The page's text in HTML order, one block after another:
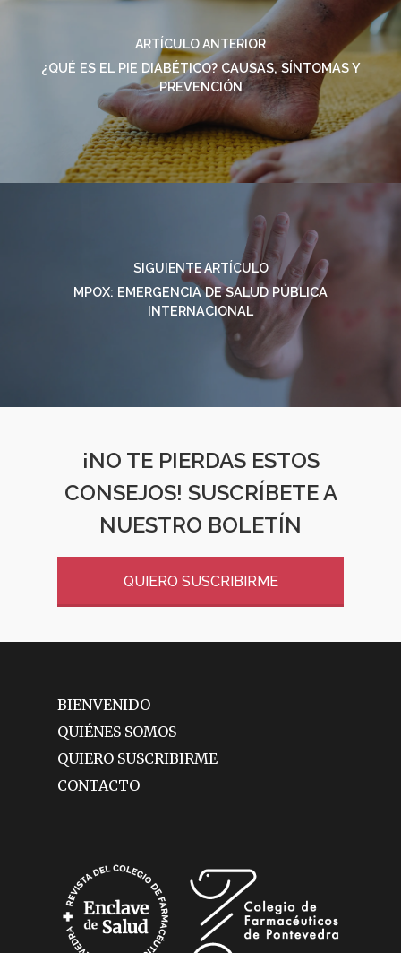
ARTÍCULO ANTERIOR
¿QUÉ ES EL PIE DIABÉTICO? CAUSAS, SÍNTOMAS Y
PREVENCIÓN
SIGUIENTE ARTÍCULO
MPOX: EMERGENCIA DE SALUD PÚBLICA
INTERNACIONAL
¡NO TE PIERDAS ESTOS
CONSEJOS! SUSCRÍBETE A
NUESTRO BOLETÍN
QUIERO SUSCRIBIRME
BIENVENIDO
QUIÉNES SOMOS
QUIERO SUSCRIBIRME
CONTACTO